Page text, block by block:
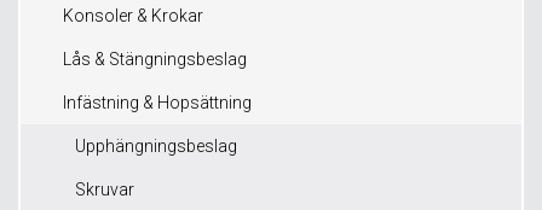
Konsoler & Krokar
Lås & Stängningsbeslag
Infästning & Hopsättning
Upphängningsbeslag
Skruvar